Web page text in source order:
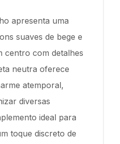
apresenta uma
suaves de bege e
com detalhes
neutra oferece
atemporal,
diversas
ideal para
toque discreto de